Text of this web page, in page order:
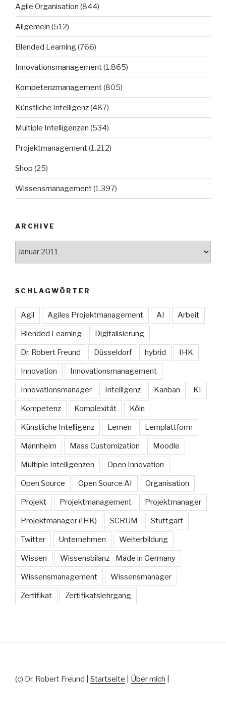
Agile Organisation (844)
Allgemein (512)
Blended Learning(766)
Innovationsmanagement(1.865)
Kompetenzmanagement(805)
Künstliche Intelligenz(487)
Multiple Intelligenzen (534)
Projektmanagement(1.212)
Shop (25)
Wissensmanagement(1.397)
ARCHIVE
SCHLAGWÖRTER
Agil Agiles Projektmanagement AI Arbeit
Blended Learning Digitalisierung
Dr. Robert Freund Düsseldorf hybrid IHK
Innovation Innovationsmanagement
Innovationsmanager Intelligenz Kanban KI
Kompetenz Komplexität Köln
Künstliche Intelligenz Lernen Lernplattform
Mannheim Mass Customization Moodle
Multiple Intelligenzen Open Innovation
Open Source Open Source AI Organisation
Projekt Projektmanagement Projektmanager
Projektmanager (IHK) SCRUM Stuttgart
Twitter Unternehmen Weiterbildung
Wissen Wissensbilanz - Made in Germany
Wissensmanagement Wissensmanager
Zertifikat Zertifikatslehrgang
(c) Dr. Robert Freund | Startseite Über mich